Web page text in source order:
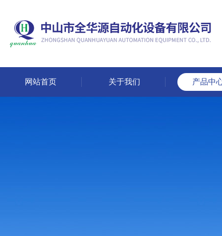
网站首页 关于我们 产品中